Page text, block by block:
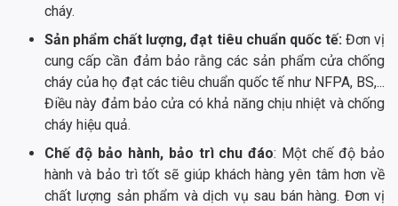
cháy.
Sản phẩm chất lượng, đạt tiêu chuẩn quốc tế:Đơn vị
cung cấp cần đảm bảo rằng các sản phẩm cửa chống
cháy của họ đạt các tiêu chuẩn quốc tế như NFPA, BS,...
Điều này đảm bảo cửa có khả năng chịu nhiệt và chống
cháy hiệu quả.
Chế độ bảo hành, bảo trì chu đáo: Một chế độ bảo
hành và bảo trì tốt sẽ giúp khách hàng yên tâm hơn về
chất lượng sản phẩm và dịch vụ sau bán hàng. Đơn vị